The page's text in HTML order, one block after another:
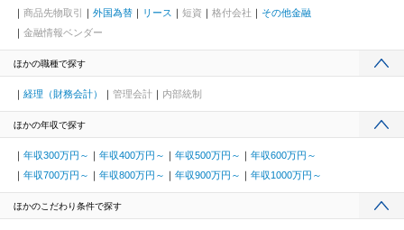
商品先物取引
外国為替 リース 短資 格付会社
その他金融
金融情報ベンダー
ほかの職種で探す
経理（財務会計） 管理会計 内部統制
ほかの年収で探す
年収300万円～ 年収400万円～ 年収500万円～
年収600万円～
年収700万円～
年収800万円～ 年収900万円～ 年収1000万円～
ほかのこだわり条件で探す